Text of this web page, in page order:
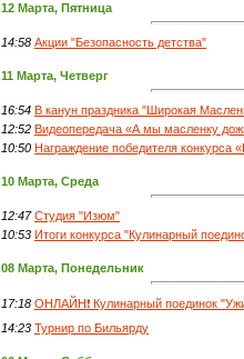
12 Марта, Пятница
14:58 Акции "Безопасность детства"
11 Марта, Четверг
16:54 В канун праздника "Широкая
12:52 Видеопередача «А мы масленку
10:50 Награждение победителя конкурса
10 Марта, Среда
12:47 Студия "Изюм"
10:53 Итоги конкурса "Кулинарный
08 Марта, Понедельник
17:18 ОНЛАЙН❗ Кулинарный поединок
14:23 Турнир по Бильярду